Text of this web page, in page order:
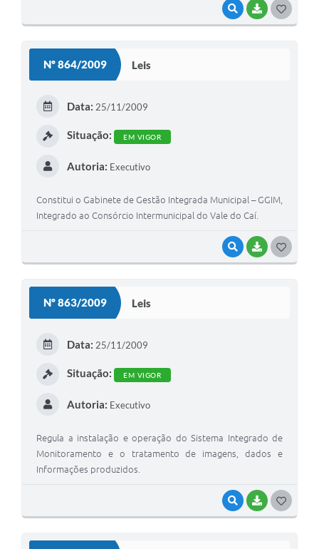
VISUALIZAR
BAIXAR
Nº 864/2009 Leis
VISUALIZAR
BAIXAR
Data: 25/11/2009
Situação: EM VIGOR
Autoria: Executivo
Constitui o Gabinete de Gestão Integrada Municipal – GGIM,
Integrado ao Consórcio Intermunicipal do Vale do Caí.
Nº 863/2009 Leis
VISUALIZAR
BAIXAR
Data: 25/11/2009
Situação: EM VIGOR
Autoria: Executivo
Regula a instalação e operação do Sistema Integrado de
Monitoramento e o tratamento de imagens, dados e
Informações produzidos.